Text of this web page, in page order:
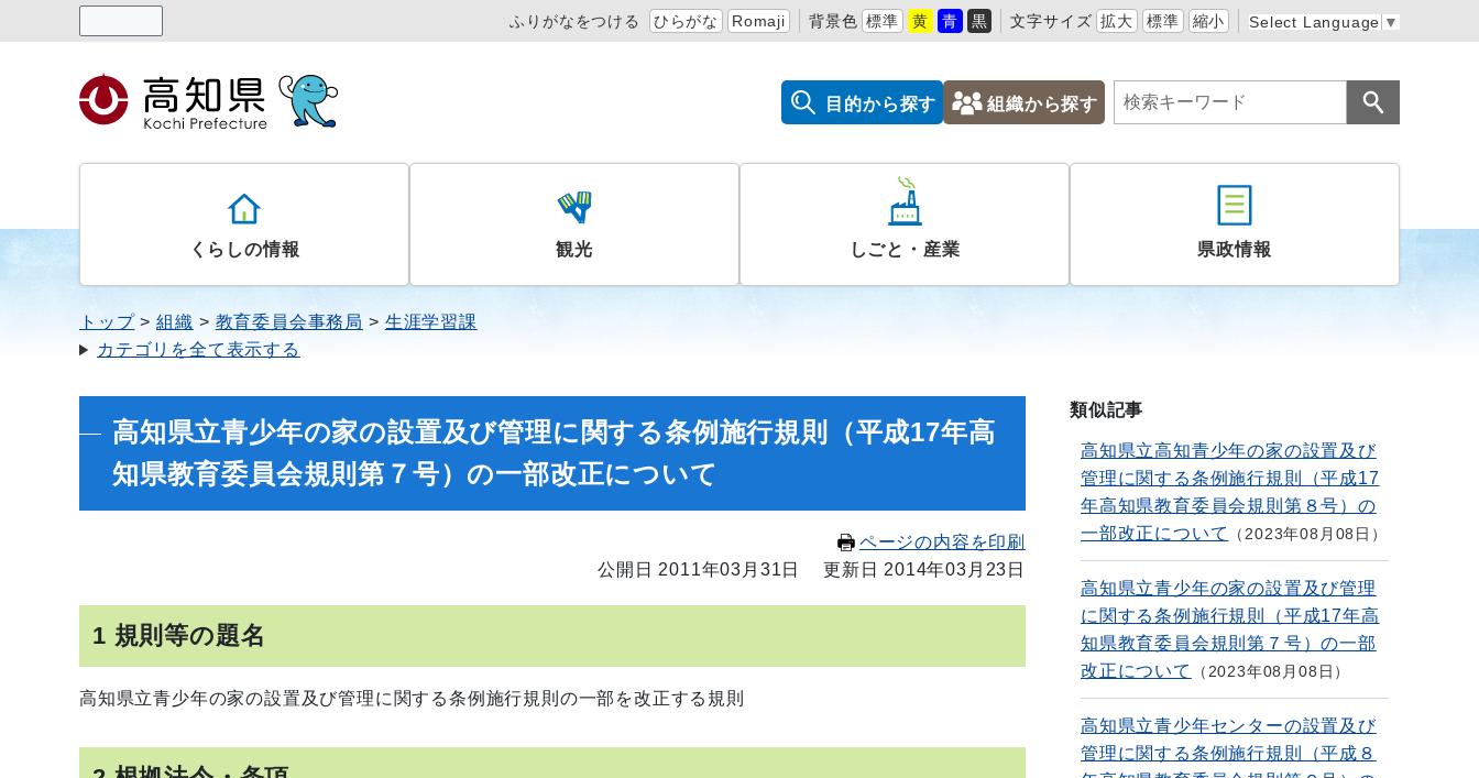
ふりがなをつける ひらがな Romaji 背景色 標準 黄 青 黒 文字サイズ 拡大 標準 縮小 Select Language ▼
目的から探す 組織から探す
くらしの情報 観光 しごと・産業 県政情報
トップ 組織 教育委員会事務局
生涯学習課
カテゴリを全て表示する
高知県立青少年の家の設置及び管理に関する条例施行規則（平成17年高
知県教育委員会規則第７号）の一部改正について
ページの内容を印刷
公開日 2011年03月31日
更新日 2014年03月23日
1 規則等の題名
高知県立青少年の家の設置及び管理に関する条例施行規則の一部を改正する規則
類似記事
高知県立高知青少年の家の設置及び
管理に関する条例施行規則（平成17
年高知県教育委員会規則第８号）の
一部改正について
2023年08月08日
高知県立青少年の家の設置及び管理
に関する条例施行規則（平成17年高
知県教育委員会規則第７号）の一部
改正について
2023年08月08日
高知県立青少年センターの設置及び
管理に関する条例施行規則（平成８